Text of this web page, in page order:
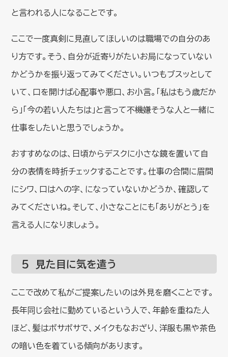
と言われる人になることです。
ここで一度真剣に見直してほしいのは職場での自分のあ
り方です。そう、自分が近寄りがたいお局になっていない
かどうかを振り返ってみてください。いつもブスッとして
いて、口を開けば心配事や悪口、お小言。「私はもう歳だか
ら」「今の若い人たちは」と言って不機嫌そうな人と一緒に
仕事をしたいと思うでしょうか。
おすすめなのは、日頃からデスクに小さな鏡を置いて自
分の表情を時折チェックすることです。仕事の合間に眉間
にシワ、口はへの字、になっていないかどうか、確認して
みてくださいね。そして、小さなことにも「ありがとう」を
言える人になりましょう。
５ 見た目に気を遣う
ここで改めて私がご提案したいのは外見を磨くことです。
長年同じ会社に勤めているという人で、年齢を重ねた人
ほど、髪はボサボサで、メイクもなおざり、洋服も黒や茶色
の暗い色を着ている傾向があります。